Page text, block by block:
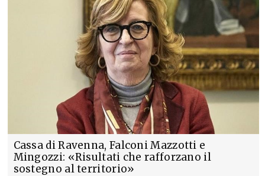
Cassa di Ravenna, Falconi Mazzotti e
Mingozzi: «Risultati che rafforzano il
sostegno al territorio»